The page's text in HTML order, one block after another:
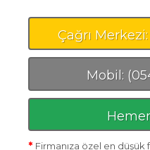
Çağrı
Mobil:
* Firmanıza özel en